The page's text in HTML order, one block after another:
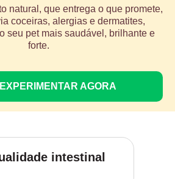
natural, que entrega o que promete,
coceiras, alergias e dermatites,
seu pet mais saudável, brilhante e
forte.
AGORA
intestinal